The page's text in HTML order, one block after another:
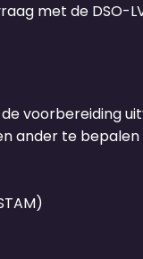
met de DSO-
voorbereiding
ander te bepalen